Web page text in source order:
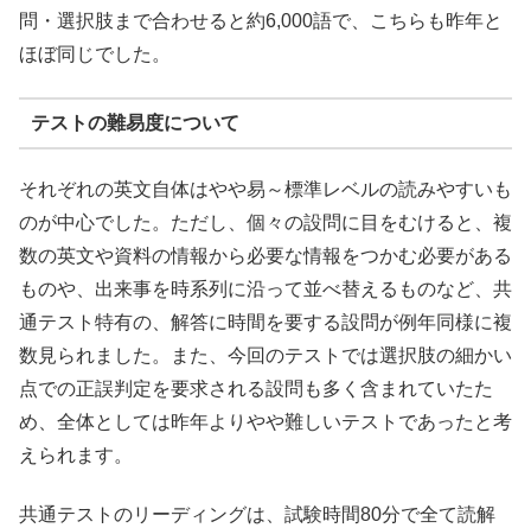
問・選択肢まで合わせると約6,000語で、こちらも昨年と
ほぼ同じでした。
テストの難易度について
それぞれの英文自体はやや易～標準レベルの読みやすいも
のが中心でした。ただし、個々の設問に目をむけると、複
数の英文や資料の情報から必要な情報をつかむ必要がある
ものや、出来事を時系列に沿って並べ替えるものなど、共
通テスト特有の、解答に時間を要する設問が例年同様に複
数見られました。また、今回のテストでは選択肢の細かい
点での正誤判定を要求される設問も多く含まれていたた
め、全体としては昨年よりやや難しいテストであったと考
えられます。
共通テストのリーディングは、試験時間80分で全て読解